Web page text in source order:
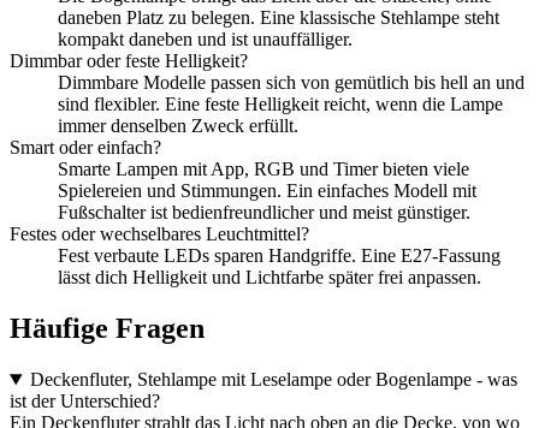
daneben Platz zu belegen. Eine klassische Stehlampe steht
kompakt daneben und ist unauffälliger.
Dimmbar oder feste Helligkeit?
Dimmbare Modelle passen sich von gemütlich bis hell an und
sind flexibler. Eine feste Helligkeit reicht, wenn die Lampe
immer denselben Zweck erfüllt.
Smart oder einfach?
Smarte Lampen mit App, RGB und Timer bieten viele
Spielereien und Stimmungen. Ein einfaches Modell mit
Fußschalter ist bedienfreundlicher und meist günstiger.
Festes oder wechselbares Leuchtmittel?
Fest verbaute LEDs sparen Handgriffe. Eine E27-Fassung
lässt dich Helligkeit und Lichtfarbe später frei anpassen.
Häufige Fragen
Deckenfluter, Stehlampe mit Leselampe oder Bogenlampe - was
ist der Unterschied?
Ein Deckenfluter strahlt das Licht nach oben an die Decke, von wo